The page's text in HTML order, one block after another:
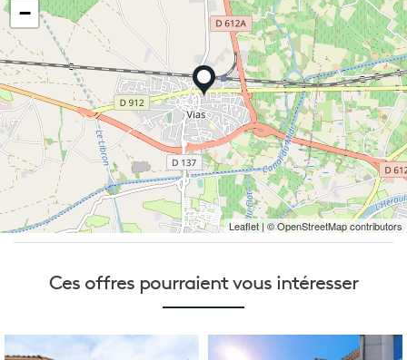
−
Leaflet | © OpenStreetMap contributors
Ces offres pourraientvous intéresser